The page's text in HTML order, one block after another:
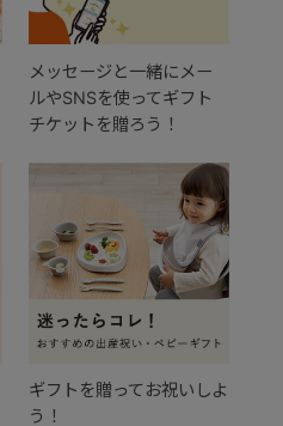
メッセージと一緒にメー
ルやSNSを使ってギフト
チケットを贈ろう！
ギフトを贈ってお祝いしよ
う！